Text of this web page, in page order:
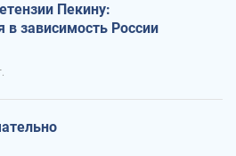
Пекину:
зависимость России